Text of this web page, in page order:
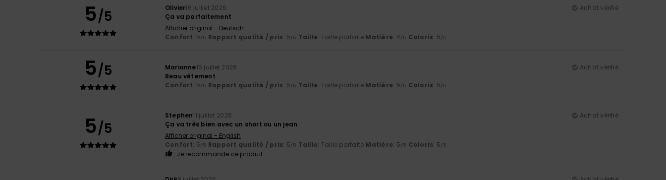
5/5 Olivier16 juillet 2026
Achat vérifié
Ça va parfaitement
Afficher original - Deutsch
Confort: 5/5 Rapport qualité / prix: 5/5 Taille: Taille parfaite Matière: 4/5 Coloris: 5/5
5/5 Marianne16 juillet 2026
Achat vérifié
Beau vêtement
Confort: 5/5 Rapport qualité / prix: 5/5 Taille: Taille parfaite Matière: 5/5 Coloris: 5/5
5/5
Stephen11 juillet 2026
Achat vérifié
Ça va très bien avec un short ou un jean
Afficher original - English
Confort: 5/5 Rapport qualité / prix: 5/5 Taille: Taille parfaite Matière: 5/5 Coloris: 5/5
Je recommande ce produit